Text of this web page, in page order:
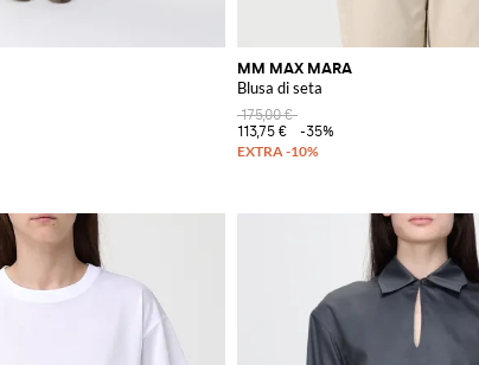
MM MAX MARA
Blusa di seta
175,00 €
113,75 €
-35%